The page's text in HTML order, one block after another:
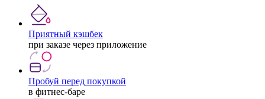
Приятный кэшбек
при заказе через приложение
Пробуй перед покупкой
в фитнес-баре